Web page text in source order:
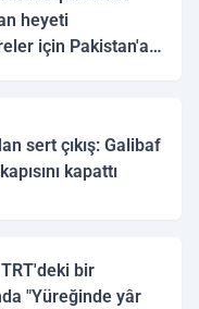
heyeti
için Pakistan'a
sert çıkış: Galibaf
kapattı
bir
"Yüreğinde yâr